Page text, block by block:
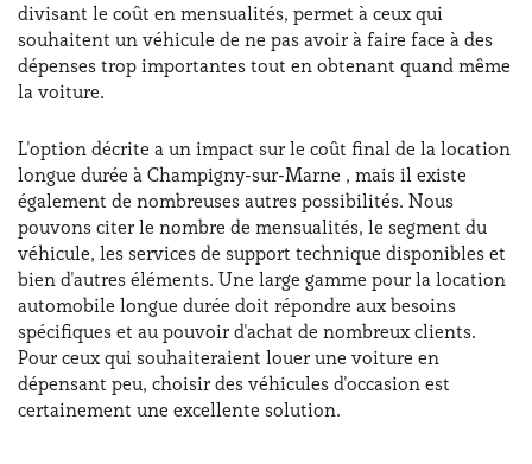
divisant le coût en mensualités, permet à ceux qui
souhaitent un véhicule de ne pas avoir à faire face à des
dépenses trop importantes tout en obtenant quand même
la voiture.
L'option décrite a un impact sur le coût final de la location
longue durée à Champigny-sur-Marne , mais il existe
également de nombreuses autres possibilités. Nous
pouvons citer le nombre de mensualités, le segment du
véhicule, les services de support technique disponibles et
bien d'autres éléments. Une large gamme pour la location
automobile longue durée doit répondre aux besoins
spécifiques et au pouvoir d'achat de nombreux clients.
Pour ceux qui souhaiteraient louer une voiture en
dépensant peu, choisir des véhicules d'occasion est
certainement une excellente solution.